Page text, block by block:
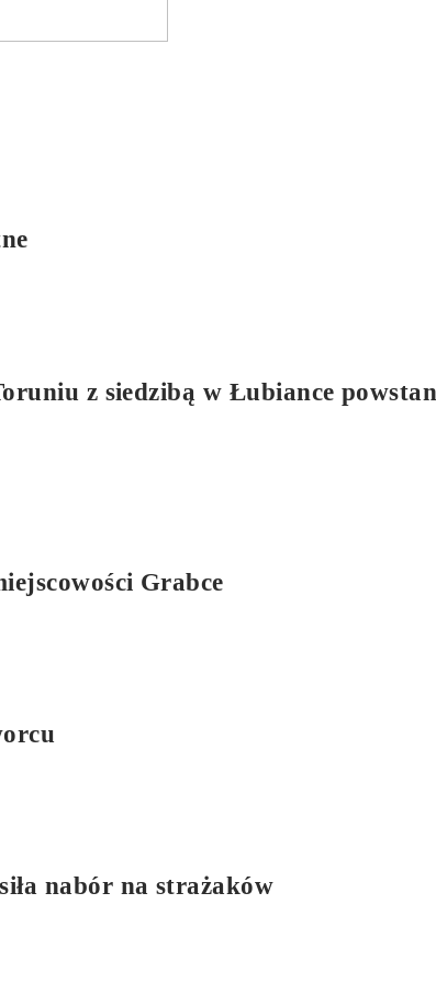
z siedzibą w Łubiance
Grabce
nabór na strażaków